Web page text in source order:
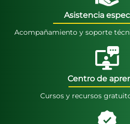
Asistencia
Acompañamiento y soporte
Centro de
Cursos y recursos